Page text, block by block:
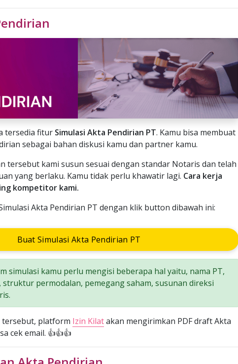
tersedia fitur Simulasi Akta Pendirian PT. Kamu bisa membuat
sebagai bahan diskusi kamu dan partner kamu.
tersebut kami susun sesuai dengan standar Notaris dan telah
yang berlaku. Kamu tidak perlu khawatir lagi. Cara kerja
kompetitor kami.
Akta Pendirian PT dengan klik button dibawah ini:
Buat Simulasi Akta Pendirian PT
simulasi kamu perlu mengisi beberapa hal yaitu, nama PT,
permodalan, pemegang saham, susunan direksi
tersebut, platform Izin Kilatakan mengirimkan PDF draft Akta
cek email. 👍👍👍